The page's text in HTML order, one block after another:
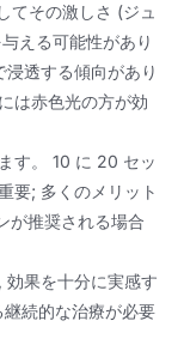
その激しさ (ジュ
える可能性があり
透する傾向があり
は赤色光の方が効
す。 10 に 20 セッ
要; 多くのメリット
が推奨される場合
効果を十分に実感す
続的な治療が必要